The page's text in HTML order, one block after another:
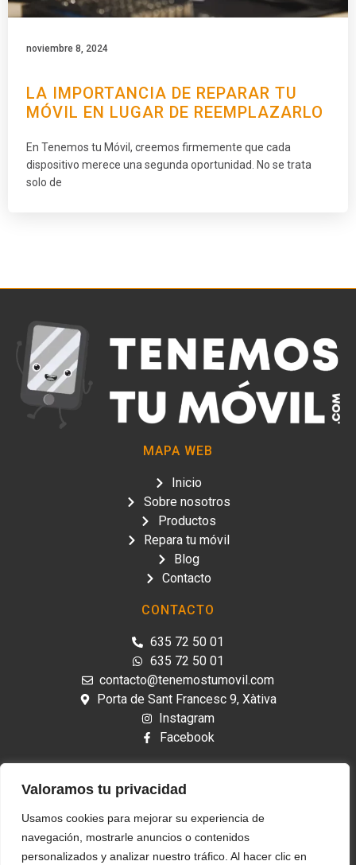
Valoramos tu privacidad
Usamos cookies para mejorar su experiencia de
navegación, mostrarle anuncios o contenidos
personalizados y analizar nuestro tráfico. Al hacer clic en
noviembre 8, 2024
LA IMPORTANCIA DE REPARAR TU
MÓVIL EN LUGAR DE REEMPLAZARLO
En Tenemos tu Móvil, creemos firmemente que cada
dispositivo merece una segunda oportunidad. No se trata
solo de
MAPA WEB
Inicio
Sobre nosotros
Productos
Repara tu móvil
Blog
Contacto
CONTACTO
635 72 50 01
635 72 50 01
contacto@tenemostumovil.com
Porta de Sant Francesc 9, Xàtiva
Instagram
Facebook
Política de cookies
Política de privacidad
Declaración de Accesibilidad